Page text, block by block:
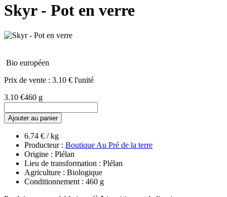
Skyr - Pot en verre
Bio européen
Prix de vente : 3.10 € l'unité
3.10 €460 g
Ajouter au panier
6.74 € / kg
Producteur : Boutique Au Pré de la terre
Origine : Plélan
Lieu de transformation : Plélan
Agriculture : Biologique
Conditionnement : 460 g